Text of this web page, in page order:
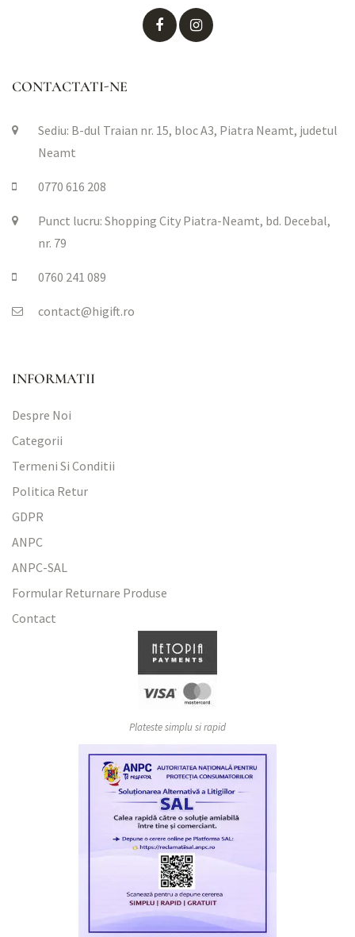
CONTACTATI-NE
Sediu: B-dul Traian nr. 15, bloc A3, Piatra Neamt, judetul
Neamt
0770 616 208
Punct lucru: Shopping City Piatra-Neamt, bd. Decebal,
nr. 79
0760 241 089
contact@higift.ro
INFORMATII
Despre Noi
Categorii
Termeni Si Conditii
Politica Retur
GDPR
ANPC
ANPC-SAL
Formular Returnare Produse
Contact
Plateste simplu si rapid